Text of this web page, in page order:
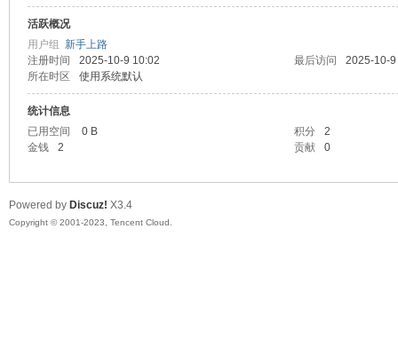
活跃概况
用户组 新手上路
注册时间
2025-10-9 10:02 最后访问
2025-10-
所在时区
使用系统默认
统计信息
已用空间
0 B 积分
2
金钱
2 贡献 0
Powered by Discuz! X3.4
Copyright © 2001-2023, Tencent Cloud.